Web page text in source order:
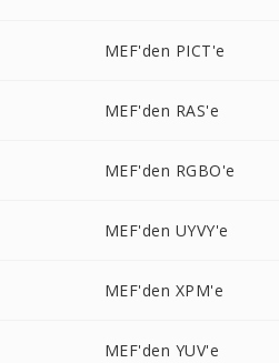
MEF'den PICT'e
MEF'den RAS'e
MEF'den RGBO'e
MEF'den UYVY'e
MEF'den XPM'e
MEF'den YUV'e